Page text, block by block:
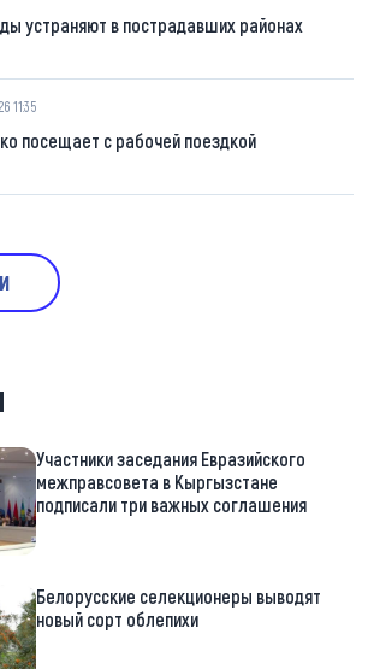
устраняют в пострадавших районах
11:35
посещает с рабочей поездкой
Участники заседания Евразийского
межправсовета в Кыргызстане
подписали три важных соглашения
Белорусские селекционеры выводят
новый сорт облепихи